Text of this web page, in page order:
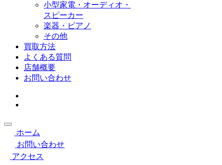
小型家電・オーディオ・
スピーカー
楽器・ピアノ
その他
買取方法
よくある質問
店舗概要
お問い合わせ
ホーム
お問い合わせ
アクセス